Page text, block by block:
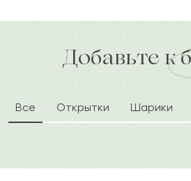
доставка по городу в течение
Т Токжан
В Вера
К Кусаин
Добавьте к
Все Открытки Шарики